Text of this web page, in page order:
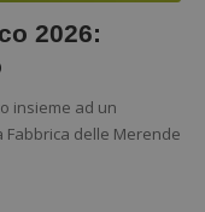
2026:
insieme ad un
delle Merende